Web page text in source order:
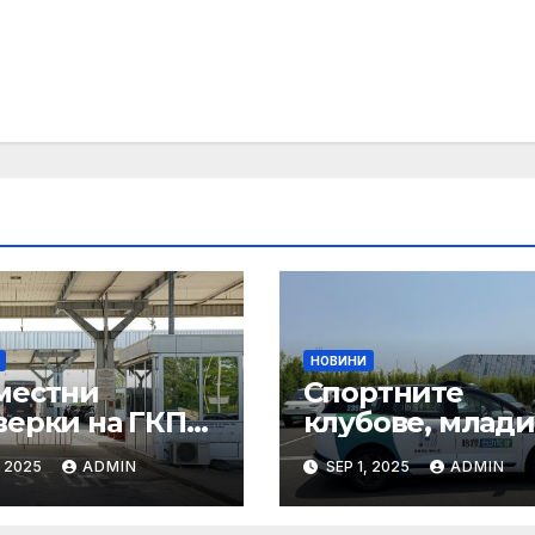
на ГКПП:
и
2025 ADMIN
НОВИНИ
Спортните
клубове,
ни атлети и
техните
имат нужда от
SEP 1, 2025 ADMIN